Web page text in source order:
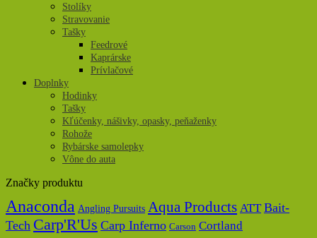
Stolíky
Stravovanie
Tašky
Feedrové
Kaprárske
Prívlačové
Doplnky
Hodinky
Tašky
Kľúčenky, nášivky, opasky, peňaženky
Rohože
Rybárske samolepky
Vône do auta
Značky produktu
Anaconda Angling Pursuits Aqua Products ATT Bait-
Tech Carp'R'Us Carp Inferno Carson Cortland